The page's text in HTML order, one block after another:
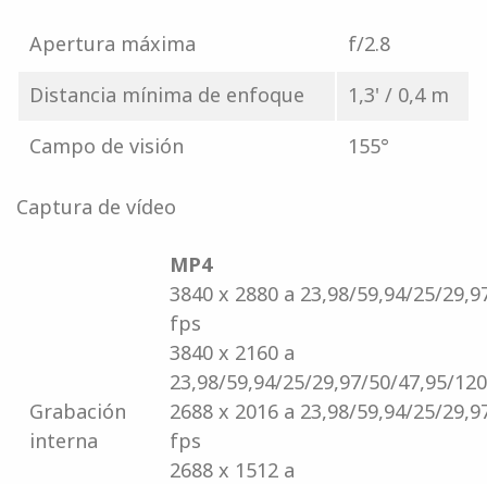
Apertura máxima
f/2.8
Distancia mínima de enfoque
1,3' / 0,4 m
Campo de visión
155°
Captura de vídeo
Grabación
interna
MP4
3840 x 2880 a 23,98/59,94/25/
fps
3840 x 2160 a
23,98/59,94/25/29,97/50/47,95/
2688 x 2016 a 23,98/59,94/25/
fps
2688 x 1512 a